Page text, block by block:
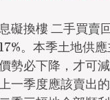
礙換樓 二手買賣
。本季土地供
勢必下降，才可
一季度應該賣出